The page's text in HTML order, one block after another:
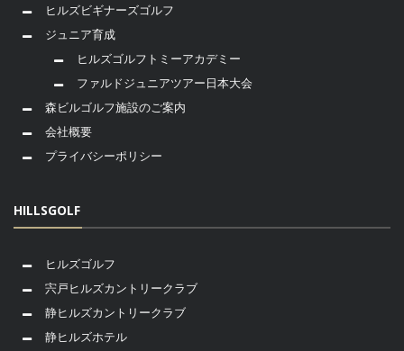
ヒルズビギナーズゴルフ
ジュニア育成
ヒルズゴルフトミーアカデミー
ファルドジュニアツアー日本大会
森ビルゴルフ施設のご案内
会社概要
プライバシーポリシー
HILLSGOLF
ヒルズゴルフ
宍戸ヒルズカントリークラブ
静ヒルズカントリークラブ
静ヒルズホテル